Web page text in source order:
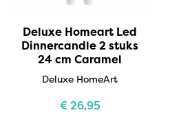
Deluxe Homeart Led
Dinnercandle 2 stuks
24 cm Caramel
Deluxe HomeArt
€26,95